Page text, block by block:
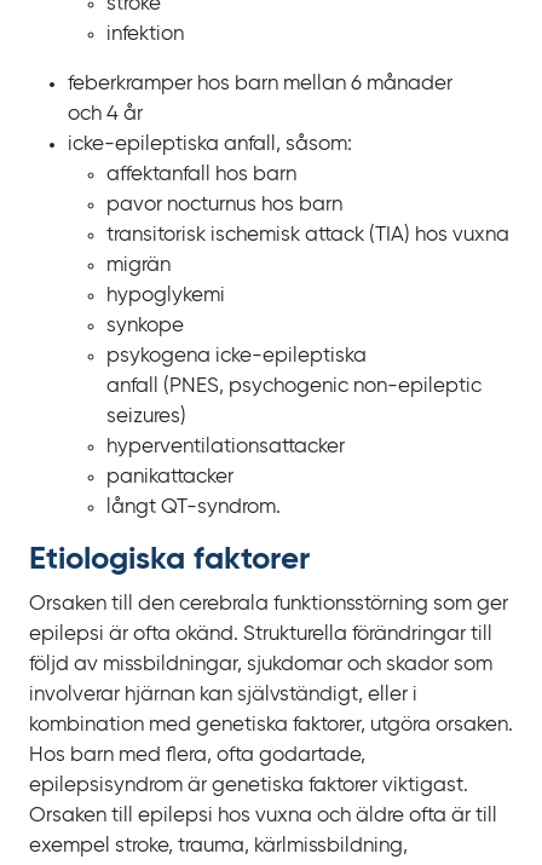
stroke
infektion
feberkramper hos barn mellan 6 månader
och 4 år
icke-epileptiska anfall, såsom:
affektanfall hos barn
pavor nocturnus hos barn
transitorisk ischemisk attack (TIA) hos vuxna
migrän
hypoglykemi
synkope
psykogena icke‍‍-‍‍epileptiska
anfall
(PNES, psychogenic non‍-‍epileptic
seizures)
hyperventilations­attacker
panikattacker
långt QT‍‍‍‍‍-‍‍‍‍‍syndrom.
Etiologiska faktorer
Orsaken till den cerebrala funktionsstörning som ger
epilepsi är ofta okänd. Strukturella förändringar till
följd av missbildningar, sjukdomar och skador som
involverar hjärnan kan självständigt, eller i
kombination med genetiska faktorer, utgöra orsaken.
Hos barn med flera, ofta godartade,
epilepsisyndrom är genetiska faktorer viktigast.
Orsaken till epilepsi hos vuxna och äldre ofta är till
exempel stroke, trauma, kärlmissbildning,